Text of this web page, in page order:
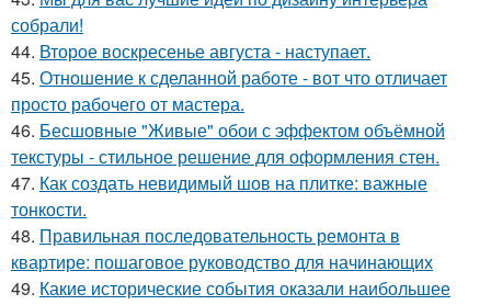
собрали!
44. Второе воскресенье августа - наступает.
45. Отношение к сделанной работе - вот что отличает
просто рабочего от мастера.
46. Бесшовные "Живые" обои с эффектом объёмной
текстуры - стильное решение для оформления стен.
47. Как создать невидимый шов на плитке: важные
тонкости.
48. Правильная последовательность ремонта в
квартире: пошаговое руководство для начинающих
49. Какие исторические события оказали наибольшее